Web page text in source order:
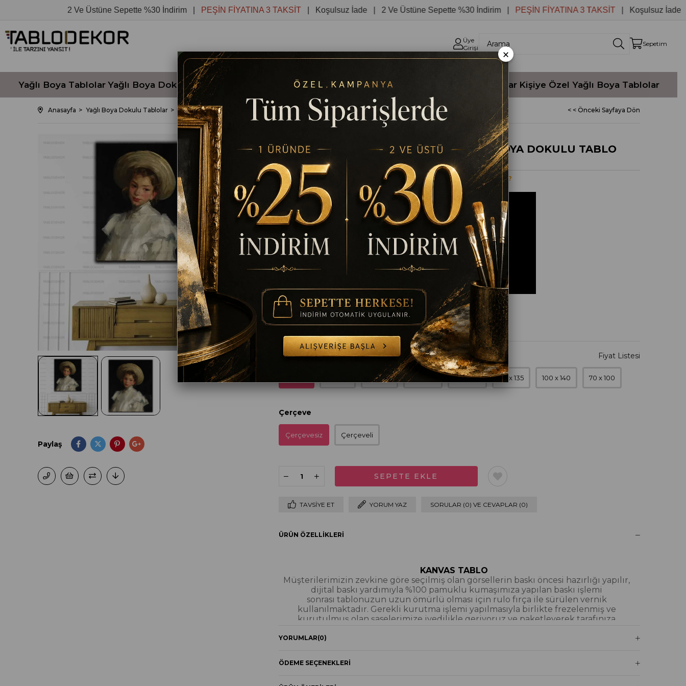
2 Ve Üstüne Sepette %30 İndirim |PEŞİN FİYATINA 3 TAKSİT| Koşulsuz İade | 2 Ve Üstüne Sepette %30 İndirim |PEŞİN FİYATINA 3 TAKSİT| Koşulsuz İade
Üye
Girişi
Sepetim
Yağlı Boya Tablolar Yağlı Boya Dokulu Tablolar Kanvas Tablolar Yuvarlak Tablolar Reprodüksiyon Yağlı Boyalar Kişiye Özel Yağlı Boya Tablolar
Anasayfa Yağlı Boya Dokulu Tablolar UNLU ROBERT HENRI TABLOSU YAĞLI BOYA DOKULU TABLO < < Önceki Sayfaya Dön
Paylaş
UNLU ROBERT HENRI TABLOSU YAĞLI BOYA DOKULU TABLO
(TD293)
Yağlı Boya Dokulu tablo Nedir?
25
İndirim
₺2.592,00 ₺1.944,00
Ölçü
60 x 90 70 x 100 80 x 120 90 x 135 100 x 140 70 x 100
Çerçeve
Çerçevesiz Çerçeveli
TAVSIYE ET YORUM YAZ SORULAR (0) VE CEVAPLAR (0)
ÜRÜN ÖZELLIKLERI
KANVAS TABLO
Müşterilerimizin zevkine göre seçilmiş olan görsellerin baskı öncesi hazırlığı yapılır,
dijital baskı yardımıyla %100 pamuklu kumaşımıza yapılan baskı işlemi
sonrası tablonuzun uzun ömürlü olması için rulo fırça ile sürülen vernik
kullanılmaktadır. Gerekli kurutma işlemi yapılmasıyla birlikte frezelenmiş ve
kurutulmuş olan şaselerimize ivedilikle geriyoruz ve paketleyerek tarafınıza
YORUMLAR(0)
ÖDEME SEÇENEKLERI
×